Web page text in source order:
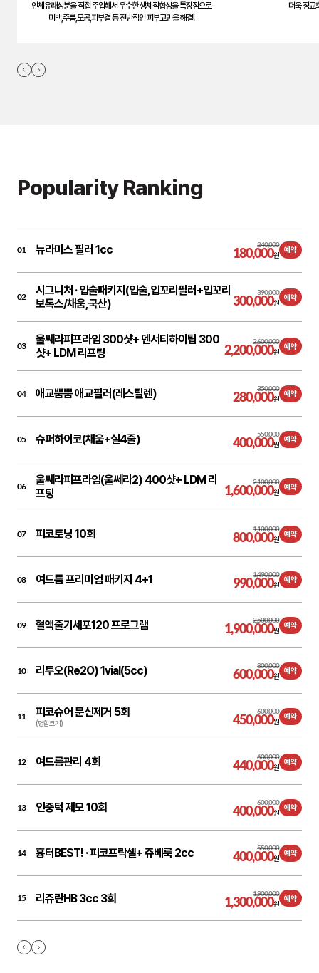
인체유래성분을 직접 주입해서 우수한 생체적합성을 특장점으로
미백,주름,모공,피부결 등 전반적인 피부고민을 해결!
더욱 정교
Popularity Ranking
01 뉴라미스 필러 1cc 240,000
180,000원
예약
02 시그니처 ·입술패키지(입술,입꼬리필러+입꼬리
보톡스/채움,국산)
390,000
300,000원
예약
03
울쎄라피프라임 300샷+ 덴서티하이팁 300
샷+ LDM 리프팅
2,600,000
2,200,000원
예약
04 애교뿜뿜 애교필러(레스틸렌) 350,000
280,000원
예약
05 슈퍼하이코(채움+실4줄) 550,000
400,000원
예약
06
울쎄라피프라임(울쎄라2) 400샷+ LDM 리
프팅
2,100,000
1,600,000원
예약
07 피코토닝 10회 1,100,000
800,000원
예약
08 여드름 프리미엄 패키지 4+1 1,490,000
990,000원
예약
09 혈액줄기세포120 프로그램 2,500,000
1,900,000원
예약
10 리투오(Re2O) 1vial(5cc) 800,000
600,000원
예약
11 피코슈어 문신제거 5회
(명함크기)
600,000
450,000원
예약
12 여드름관리 4회 600,000
440,000원
예약
13 인중턱 제모 10회 600,000
400,000원
예약
14 흉터BEST! ·피코프락셀+ 쥬베룩 2cc 550,000
400,000원
예약
15 리쥬란HB 3cc 3회 1,900,000
1,300,000원
예약